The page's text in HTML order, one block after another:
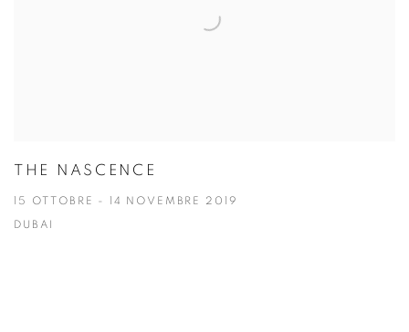
THE NASCENCE
15 OTTOBRE - 14 NOVEMBRE 2019
DUBAI